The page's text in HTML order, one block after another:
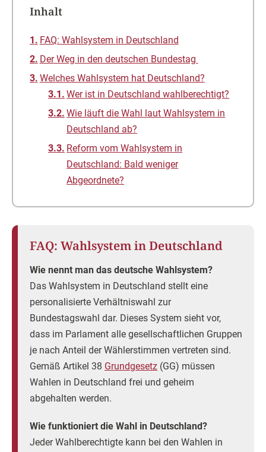
Inhalt
FAQ: Wahlsystem in Deutschland
Der Weg in den deutschen Bundestag
Welches Wahlsystem hat Deutschland?
Wer ist in Deutschland wahlberechtigt?
Wie läuft die Wahl laut Wahlsystem in
Deutschland ab?
Reform vom Wahlsystem in
Deutschland: Bald weniger
Abgeordnete?
FAQ: Wahlsystem in Deutschland
Wie nennt man das deutsche Wahlsystem?
Das Wahlsystem in Deutschland stellt eine
personalisierte Verhältniswahl zur
Bundestagswahl dar. Dieses System sieht vor,
dass im Parlament alle gesellschaftlichen Gruppen
je nach Anteil der Wählerstimmen vertreten sind.
Gemäß Artikel 38 Grundgesetz (GG) müssen
Wahlen in Deutschland frei und geheim
abgehalten werden.
Wie funktioniert die Wahl in Deutschland?
Jeder Wahlberechtigte kann bei den Wahlen in